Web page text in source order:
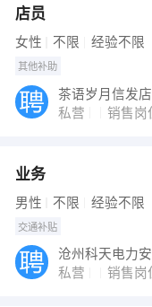
店员
女性 不限 经验不限
其他补助
茶语岁月信发店
私营
销售岗
业务
男性 不限 经验不限
交通补贴
沧州科天电力
私营
销售岗